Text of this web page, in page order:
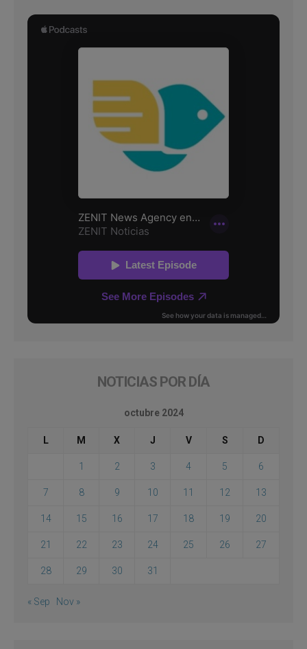
NOTICIAS POR DÍA
octubre 2024
L M X J V S D
1 2 3 4 5 6
7 8 9 10 11 12 13
14 15 16 17 18 19 20
21 22 23 24 25 26 27
28 29 30 31
« Sep Nov »